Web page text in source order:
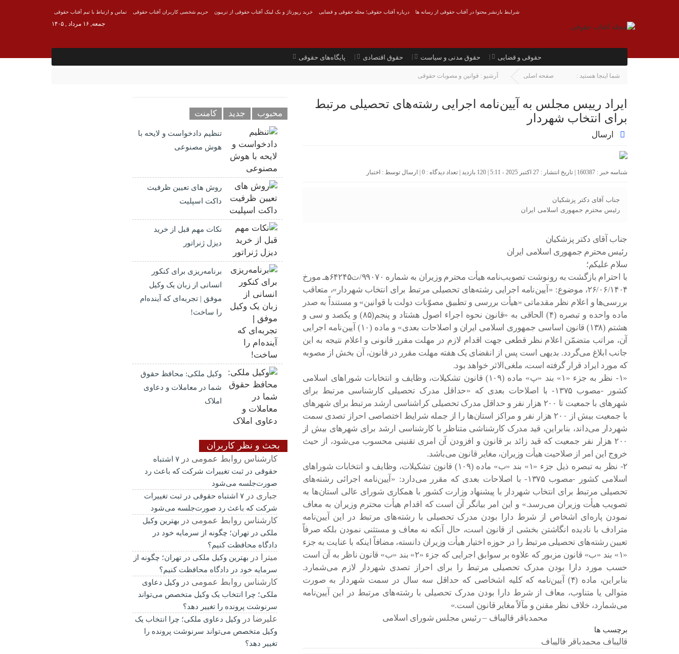
تماس و ارتباط با تیم آفتاب حقوقی حریم شخصی کاربران آفتاب حقوقی خرید رپورتاژ و بک لینک آفتاب حقوقی از تریبون درباره آفتاب حقوقی؛ مجله حقوقی و قضایی شرایط بازنشر محتوا در آفتاب حقوقی از رسانه ها
جمعه, ۱۶ مرداد , ۱۴۰۵
حقوقی و قضایی حقوق مدنی و سیاست حقوق اقتصادی پایگاه‌های حقوقی
شما اینجا هستید : صفحه اصلی آرشیو : قوانین و مصوبات حقوقی
ایراد رییس مجلس به آیین‌نامه اجرایی رشته‌های تحصیلی مرتبط
برای انتخاب شهردار
ارسال
شناسه خبر : 160387 | تاریخ انتشار : 27 اکتبر 2025 - 5:11 | 120 بازدید | تعداد دیدگاه : 0 | ارسال توسط : اختبار
جناب آقای دکتر پزشکیان
رئیس محترم جمهوری اسلامی ایران
جناب آقای دکتر پزشکیان
رئیس محترم جمهوری اسلامی ایران
سلام علیکم؛
با احترام بازگشت به رونوشت تصویب‌نامه هیأت محترم وزیران به شماره ۹۹۰۷۰/ت۶۴۲۴۵هـ مورخ
۲۶/۰۶/۱۴۰۴، موضوع: «‌آیین‌نامه اجرایی رشته‌های تحصیلی مرتبط برای انتخاب شهردار»، متعاقب
بررسی‌ها و اعلام نظر مقدماتی «هیأت بررسی و تطبیق مصوّبات دولت با قوانین» و مستنداً به صدر
ماده واحده و تبصره (۴) الحاقی به «قانون نحوه اجراء اصول هشتاد و پنجم(۸۵) و یکصد و سی و
هشتم (۱۳۸) قانون اساسی‌ جمهوری اسلامی ایران و اصلاحات بعدی» و ماده (۱۰) آیین‌نامه اجرایی‌
آن، ‌مراتب متضمّن اعلام نظر قطعی جهت اقدام لازم در مهلت مقرر‌ قانونی و اعلام نتیجه به این
جانب ابلاغ می‌گردد. بدیهی است پس از انقضای یک هفته مهلت مقرر در ‌قانون، آن بخش از مصوبه
که مورد ایراد قرار گرفته است، ملغی‌الاثر خواهد بود.
«۱- نظر به جزء «۱» بند «پ» ماده (۱۰۹) قانون تشکیلات، وظایف و انتخابات شوراهای اسلامی
کشور -مصوب ۱۳۷۵- با اصلاحات بعدی که «حداقل مدرک تحصیلی کارشناسی مرتبط برای
شهرهای با جمعیت تا ۲۰۰ هزار نفر و حداقل مدرک تحصیلی کراشناسی ارشد مرتبط برای شهرهای
با جمعیت بیش از ۲۰۰ هزار نفر و مراکز استان‌ها را از جمله شرایط اختصاصی احراز تصدی سمت
شهردار می‌داند، بنابراین، قید مدرک کارشناشی متناظر با کارشناسی ارشد برای شهرهای بیش از
۲۰۰ هزار نفر جمعیت که قید زائد بر قانون و افزودن آن امری تقنینی محسوب می‌شود، از حیث
خروج این امر از صلاحیت هیأت وزیران، مغایر قانون می‌باشد.
۲- نظر به تبصره ذیل جزء «۱» بند «ب» ماده (۱۰۹) قانون تشکیلات، وظایف و انتخابات شوراهای
اسلامی کشور -مصوب ۱۳۷۵- با اصلاحات بعدی که مقرر می‌دارد: «آیین‌نامه اجرائی رشته‌های
تحصیلی مرتبط برای انتخاب شهردار با پیشنهاد وزارت کشور با همکاری شورای عالی استان‌ها به
تصویب هیأت وزیران می‌رسد.» و این امر بیانگر آن است که اقدام هیأت محترم وزیران به معاف
نمودن پاره‌ای اشخاص از شرط دارا بودن مدرک تحصیلی با رشته‌های مرتبط در این آیین‌نامه
مترادف با نادیده انگاشتن بخشی از قانون است، حال آنکه نه معاف و مستثنی نمودن بلکه صرفاً
تعیین رشته‌های تحصیلی مرتبط را در حوزه اختیار هیأت وزیران دانسته، مضافاً اینکه با عنایت به جزء
«۱» بند «ب» قانون مزبور که علاوه بر سوابق اجرایی که جزء «۲» بند «ب» قانون ناظر به آن است
حسب مورد دارا بودن مدرک تحصیلی مرتبط را برای احراز تصدی شهردار لازم می‌شمارد.
بنابراین، ماده (۴) آیین‌نامه که کلیه اشخاصی که حداقل سه سال در سمت شهردار به صورت
متوالی یا متناوب، معاف از شرط دارا بودن مدرک تحصیلی با رشته‌های مرتبط در این آیین‌نامه
می‌شمارد، خلاف نظر مقنن و مآلاً مغایر قانون است.»
محمدباقر قالیباف – رئیس مجلس شورای اسلامی
برچسب ها
قالیباف محمدباقر قالیباف
محبوب جدید کامنت
تنظیم دادخواست و لایحه با
هوش مصنوعی
روش های تعیین ظرفیت
داکت اسپلیت
نکات مهم قبل از خرید
دیزل ژنراتور
برنامه‌ریزی برای کنکور
انسانی از زبان یک وکیل
موفق | تجربه‌ای که آینده‌ام
را ساخت!
وکیل ملکی: محافظ حقوق
شما در معاملات و دعاوی
املاک
بحث و نظر کاربران
کارشناس روابط عمومی در
۷ اشتباه
حقوقی در ثبت تغییرات شرکت که باعث رد
صورت‌جلسه می‌شود
جباری در
۷ اشتباه حقوقی در ثبت تغییرات
شرکت که باعث رد صورت‌جلسه می‌شود
کارشناس روابط عمومی در
بهترین وکیل
ملکی در تهران؛ چگونه از سرمایه خود در
دادگاه محافظت کنیم؟
میترا در
بهترین وکیل ملکی در تهران؛ چگونه از
سرمایه خود در دادگاه محافظت کنیم؟
کارشناس روابط عمومی در
وکیل دعاوی
ملکی؛ چرا انتخاب یک وکیل متخصص می‌تواند
سرنوشت پرونده را تغییر دهد؟
علیرضا در
وکیل دعاوی ملکی؛ چرا انتخاب یک
وکیل متخصص می‌تواند سرنوشت پرونده را
تغییر دهد؟